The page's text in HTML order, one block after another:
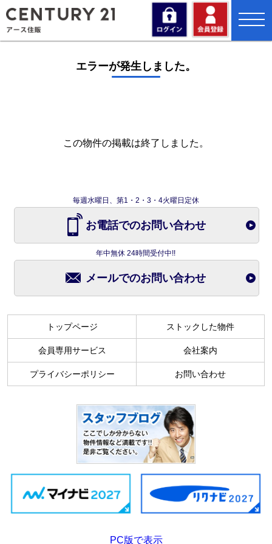
toggle
エラーが発生しました。
この物件の掲載は終了しました。
毎週水曜日、第1・2・3・4火曜日定休
お電話でのお問い合わせ
年中無休 24時間受付中!!
メールでのお問い合わせ
トップページ ストックした物件
会員専用サービス 会社案内
プライバシーポリシー お問い合わせ
PC版で表示